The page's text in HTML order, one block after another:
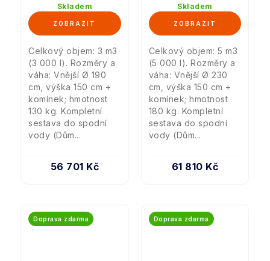
Skladem
56 701 Kč
Celkový objem: 3 m3
(3 000 l). Rozměry a
váha: Vnější Ø 190
cm, výška 150 cm +
komínek; hmotnost
130 kg. Kompletní
sestava do spodní
vody (Dům...
Skladem
61 810 Kč
Celkový objem: 5 m3
(5 000 l). Rozměry a
váha: Vnější Ø 230
cm, výška 150 cm +
komínek; hmotnost
180 kg. Kompletní
sestava do spodní
vody (Dům...
Doprava zdarma Doprava zdarma